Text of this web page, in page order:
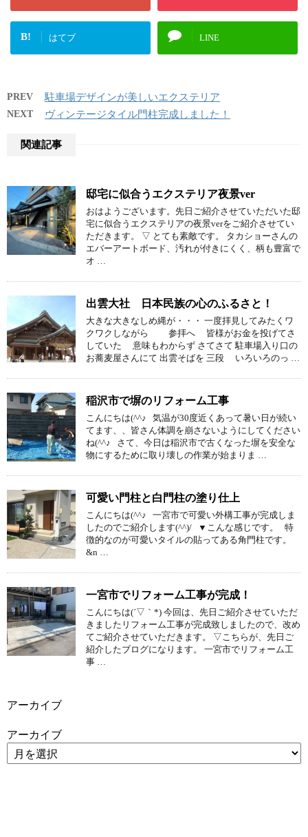
B! はてブ LINE
PREV 駐車場デザインが美しいエクステリア
NEXT ヴィンテージタイル門柱完成しました！
関連記事
邸宅に似合うエクステリア夜景ver
おはようございます。先日ご紹介させていただいた邸
宅に似合うエクステリアの夜景verをご紹介させてい
ただきます。 ▽ とても素敵です。 タカショーさんの
エバーアートボード、汚れが付きにくく、柄も豊富で
オ …
出雲大社 日本民族の心のふるさと！
大きな大きなしめ縄が・・・ 一度拝見してみたくワ
クワクしながら 参拝へ 皆様がお金を投げてさ
していた 意味もわからず さてさて 駐車場入り口の
お蕎麦屋さんにて 出雲そばを 三段 いろいろのっ …
稲沢市で塀のリフォーム工事
こんにちは(^^♪ 気温が30度近くあって暑い日が続い
てます、、皆さん体調を崩さないようにしてください
ね(^^♪ さて、今日は稲沢市で古くなった塀を安全な
物にするために取り壊しの作業が始まりま …
可愛い門柱と白門柱の塗り仕上
こんにちは(^^♪ 一宮市で可愛い外構工事が完成しま
したのでご紹介します(^^)/ ▼こんな感じです。 特
徴的なのが可愛いタイルの貼ってある角門柱です。
&n …
一宮市でリフォーム工事が完成！
こんにちは(´▽｀*) 今回は、先日ご紹介させていただ
きましたリフォーム工事が完成致しましたので、改め
てご紹介させていただきます。 ▽こちらが、先日ご
紹介したブログになります。 一宮市でリフォーム工
事 …
アーカイブ
アーカイブ